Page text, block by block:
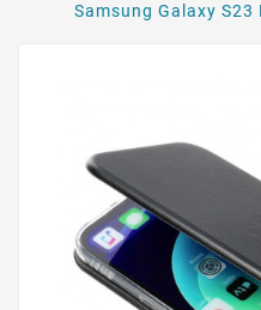
Samsung Galaxy S23